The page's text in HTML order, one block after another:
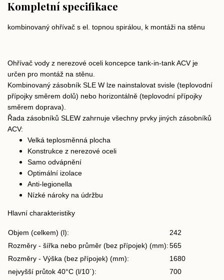
Kompletní specifikace
kombinovaný ohřívač s el. topnou spirálou, k montáži na stěnu
Ohřívač vody z nerezové oceli koncepce tank-in-tank ACV je
určen pro montáž na stěnu.
Kombinovaný zásobník SLE W lze nainstalovat svisle (teplovodní
přípojky směrem dolů) nebo horizontálně (teplovodní přípojky
směrem doprava).
Řada zásobníků SLEW zahrnuje všechny prvky jiných zásobníků
ACV:
Velká teplosměnná plocha
Konstrukce z nerezové oceli
Samo odvápnění
Optimální izolace
Anti-legionella
Nízké nároky na údržbu
Hlavní charakteristiky
Objem (celkem) (l):
242
Rozměry - šířka nebo průměr (bez přípojek) (mm):565
Rozměry - Výška (bez přípojek) (mm):
1680
nejvyšší průtok 40°C (l/10´):
700